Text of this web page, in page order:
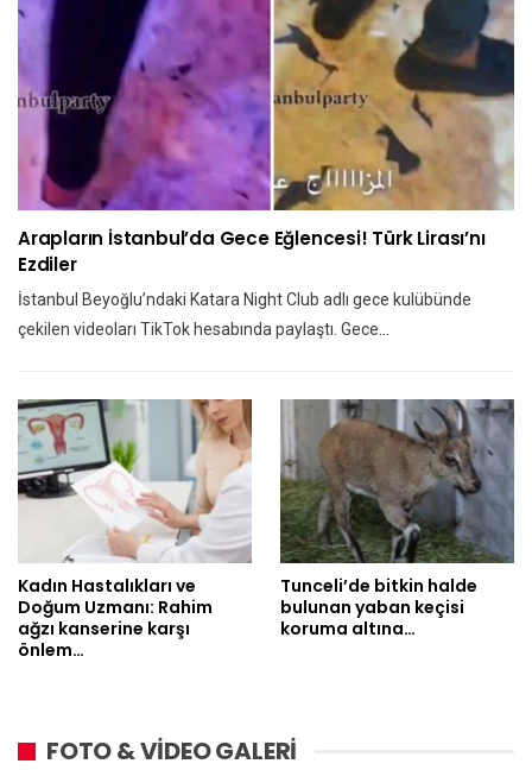
Arapların İstanbul’da Gece Eğlencesi! Türk Lirası’nı
Ezdiler
İstanbul Beyoğlu’ndaki Katara Night Club adlı gece kulübünde
çekilen videoları TikTok hesabında paylaştı. Gece…
Kadın Hastalıkları ve
Doğum Uzmanı: Rahim
ağzı kanserine karşı
önlem…
Tunceli’de bitkin halde
bulunan yaban keçisi
koruma altına…
FOTO & VİDEO GALERİ